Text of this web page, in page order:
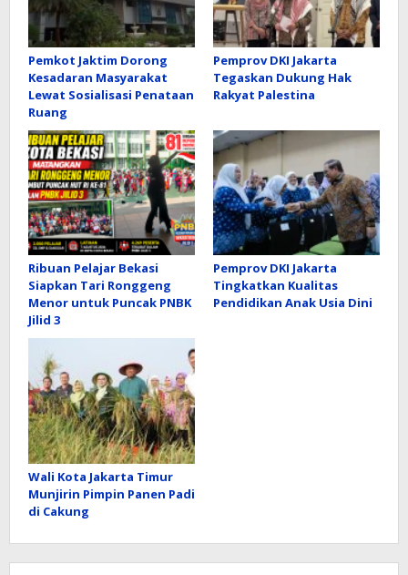
Pemkot Jaktim Dorong
Kesadaran Masyarakat
Lewat Sosialisasi Penataan
Ruang
Pemprov DKI Jakarta
Tegaskan Dukung Hak
Rakyat Palestina
Ribuan Pelajar Bekasi
Siapkan Tari Ronggeng
Menor untuk Puncak PNBK
Jilid 3
Pemprov DKI Jakarta
Tingkatkan Kualitas
Pendidikan Anak Usia Dini
Wali Kota Jakarta Timur
Munjirin Pimpin Panen Padi
di Cakung